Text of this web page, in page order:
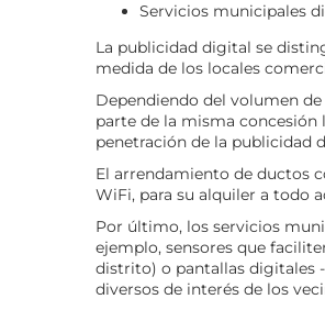
Servicios municipales
La publicidad digital se
medida de los locales
Dependiendo del volumen
parte de la misma concesión
penetración de la publicidad
El arrendamiento de ductos
WiFi, para su alquiler a todo
Por último, los servicios
ejemplo, sensores que
distrito) o pantallas digitales
diversos de interés de los